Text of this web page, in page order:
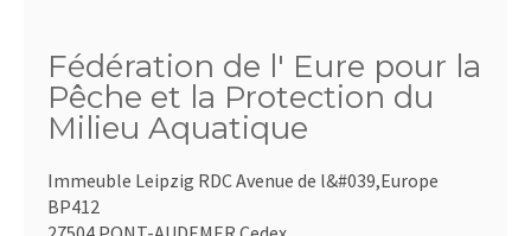
Fédération de l' Eure pour la
Pêche et la Protection du
Milieu Aquatique
Immeuble Leipzig RDC Avenue de l&#039,Europe
BP412